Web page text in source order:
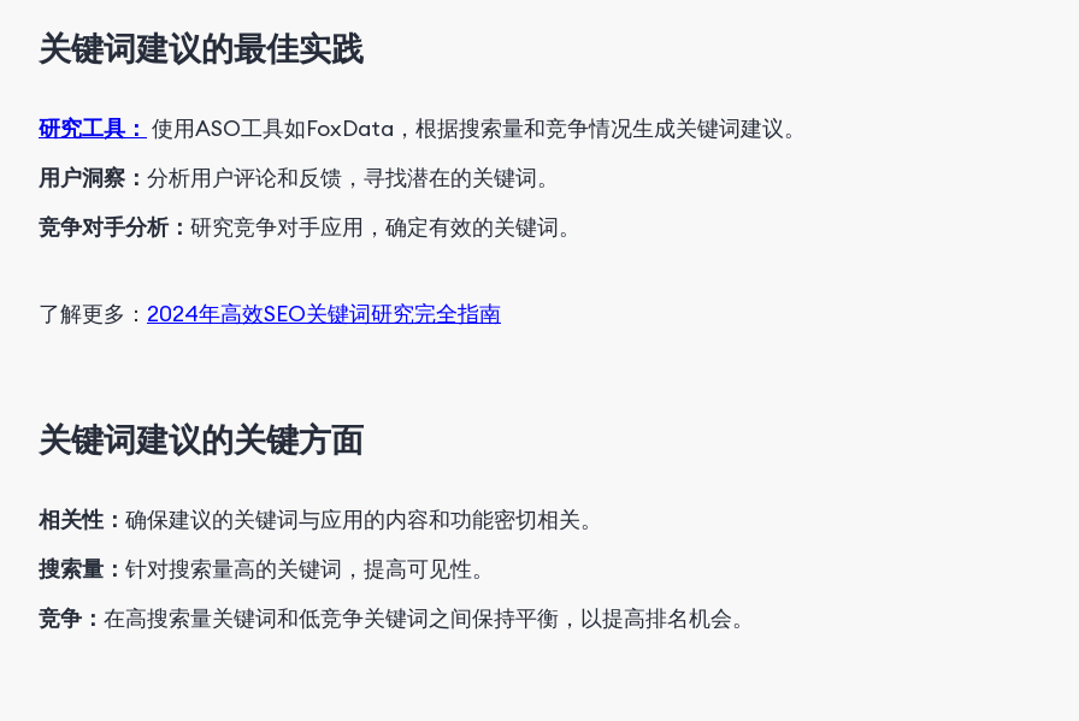
关键词建议的最佳实践
研究工具： 使用ASO工具如FoxData，根据搜索量和竞争情况生成关键词建议。
用户洞察： 分析用户评论和反馈，寻找潜在的关键词。
竞争对手分析： 研究竞争对手应用，确定有效的关键词。
了解更多： 2024年高效SEO关键词研究完全指南
关键词建议的关键方面
相关性： 确保建议的关键词与应用的内容和功能密切相关。
搜索量： 针对搜索量高的关键词，提高可见性。
竞争： 在高搜索量关键词和低竞争关键词之间保持平衡，以提高排名机会。